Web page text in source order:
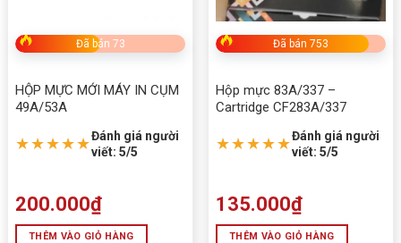
Đã bán 73
HỘP MỰC MỚI MÁY IN CỤM
49A/53A
★★★★★Đánh giá người
viết: 5/5
200.000₫
THÊM VÀO GIỎ HÀNG
Đã bán 753
Hộp mực 83A/337 –
Cartridge CF283A/337
★★★★★Đánh giá người
viết: 5/5
135.000₫
THÊM VÀO GIỎ HÀNG